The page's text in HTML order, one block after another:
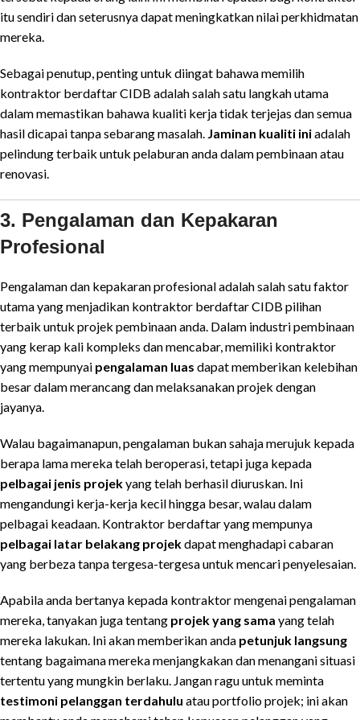
itu sendiri dan seterusnya dapat meningkatkan nilai perkhidmatan
mereka.
Sebagai penutup, penting untuk diingat bahawa memilih
kontraktor berdaftar CIDB adalah salah satu langkah utama
dalam memastikan bahawa kualiti kerja tidak terjejas dan semua
hasil dicapai tanpa sebarang masalah. Jaminan kualiti iniadalah
pelindung terbaik untuk pelaburan anda dalam pembinaan atau
renovasi.
3. Pengalaman dan Kepakaran
Profesional
Pengalaman dan kepakaran profesional adalah salah satu faktor
utama yang menjadikan kontraktor berdaftar CIDB pilihan
terbaik untuk projek pembinaan anda. Dalam industri pembinaan
yang kerap kali kompleks dan mencabar, memiliki kontraktor
yang mempunyai pengalaman luas dapat memberikan kelebihan
besar dalam merancang dan melaksanakan projek dengan
jayanya.
Walau bagaimanapun, pengalaman bukan sahaja merujuk kepada
berapa lama mereka telah beroperasi, tetapi juga kepada
pelbagai jenis projekyang telah berhasil diuruskan. Ini
mengandungi kerja-kerja kecil hingga besar, walau dalam
pelbagai keadaan. Kontraktor berdaftar yang mempunya
pelbagai latar belakang projekdapat menghadapi cabaran
yang berbeza tanpa tergesa-tergesa untuk mencari penyelesaian.
Apabila anda bertanya kepada kontraktor mengenai pengalaman
mereka, tanyakan juga tentang projek yang sama yang telah
mereka lakukan. Ini akan memberikan anda petunjuk langsung
tentang bagaimana mereka menjangkakan dan menangani situasi
tertentu yang mungkin berlaku. Jangan ragu untuk meminta
testimoni pelanggan terdahulu atau portfolio projek; ini akan